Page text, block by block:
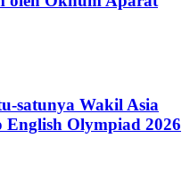
satunya Wakil Asia
Olympiad 2026